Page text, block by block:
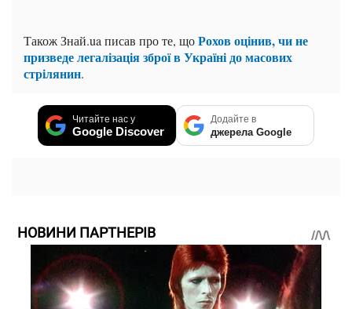
Також Знай.ua писав про те, щоРохов оцінив, чи не
призведе легалізація зброї в Україні до масових
стрілянин.
Читайте нас у
Google Discover
Додайте в
джерела Google
НОВИНИ ПАРТНЕРІВ